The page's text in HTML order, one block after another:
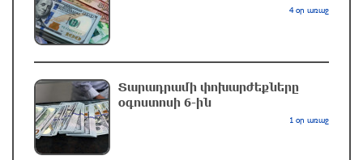
Փրկարարները հայտանաբերել են մոլորված
զբոսաշրջիկներին
7 ժամ առաջ
Սարյան փողոցի բնակարաններից մեկում
պայթյունի հետևանքով 55-ամյա տղամարդը
այրվածքներով տեղափոխվել է
4 օր առաջ
Տարադրամի փոխարժեքները
օգոստոսի 6-ին
1 օր առաջ